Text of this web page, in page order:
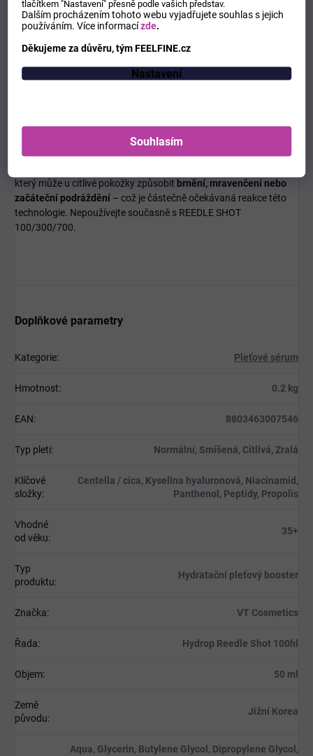
tlačítkem "Nastavení" přesně podle vašich představ.
Dalším procházením tohoto webu vyjadřujete souhlas s jejich
používáním.Více informacízde
Děkujeme za důvěru, tým FEELFINE.cz
Nastavení
Souhlasím
Jak se používá
Naneste přiměřené množství séra na vyčištěnou a suchou pleť.
Jemně vmasírujte nebo vtlačte do pokožky, dokud se zcela
Varování:
I když sérum obsahuje zklidňující komponenty,technologie
který může u citlivé pokožky způsobit brnění, mravenčení nebo
začáteční podráždění – což je částečně očekávaná reakce této
technologie. Nepoužívejte současně s REEDLE SHOT
100/300/700.
Doplňkové parametry
Kategorie: Pleťové sérum
Hmotnost: 0.2 kg
EAN: 8803463007546
Typ pleti: Normální, Smíšená, Citlivá, Zralá
Klíčové
složky:
Centella / cica, Kyselina hyaluronová, Niacinamid,
Panthenol, Peptidy, Propolis
Vhodné
od věku:
35+
Typ
produktu:
Hydratační pleťový booster
Značka: VT Cosmetics
Řada: Hydrop Reedle Shot 100hl
Objem: 50 ml
Země
původu:
Jižní Korea
Aqua, Glycerin, Butylene Glycol, Dipropylene Glycol,